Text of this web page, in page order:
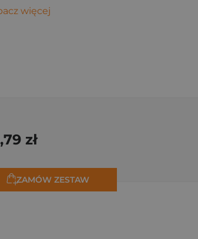
więcej
zł
ZAMÓW ZESTAW